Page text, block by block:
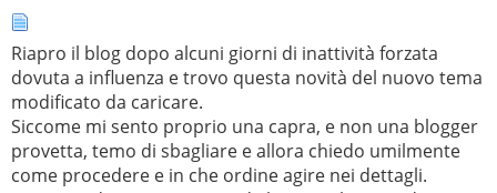
Riapro il blog dopo alcuni giorni di inattività forzata
dovuta a influenza e trovo questa novità del nuovo tema
modificato da caricare.
Siccome mi sento proprio una capra, e non una blogger
provetta, temo di sbagliare e allora chiedo umilmente
come procedere e in che ordine agire nei dettagli.